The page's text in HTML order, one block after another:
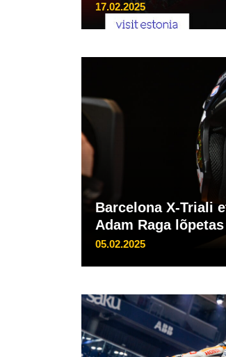
17.02.2025
Barcelona X-Triali
Adam Raga
05.02.2025